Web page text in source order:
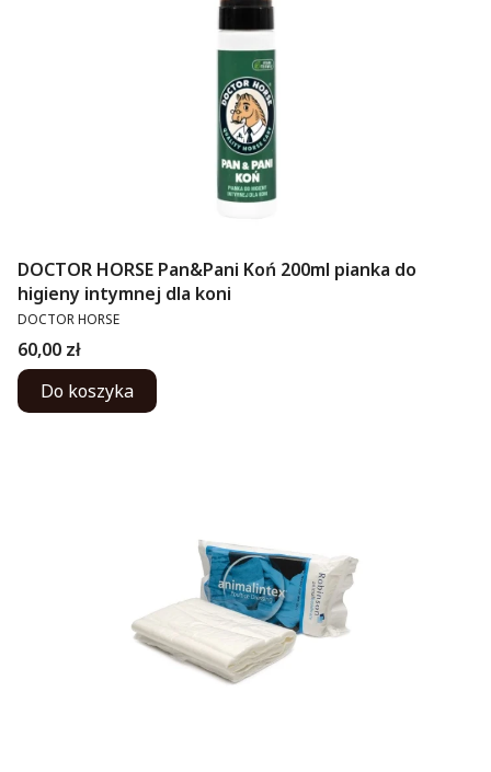
DOCTOR HORSE Pan&Pani Koń 200ml pianka do
higieny intymnej dla koni
PRODUCENT
DOCTOR HORSE
Cena
60,00 zł
Do koszyka